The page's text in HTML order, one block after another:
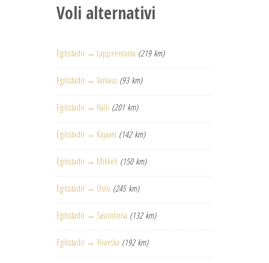
Voli alternativi
Egilsstadir → Lappeenranta (219 km)
Egilsstadir → Varkaus (93 km)
Egilsstadir → Halli (201 km)
Egilsstadir → Kajaani (142 km)
Egilsstadir → Mikkeli (150 km)
Egilsstadir → Oulu (245 km)
Egilsstadir → Savonlinna (132 km)
Egilsstadir → Ylivieska (192 km)